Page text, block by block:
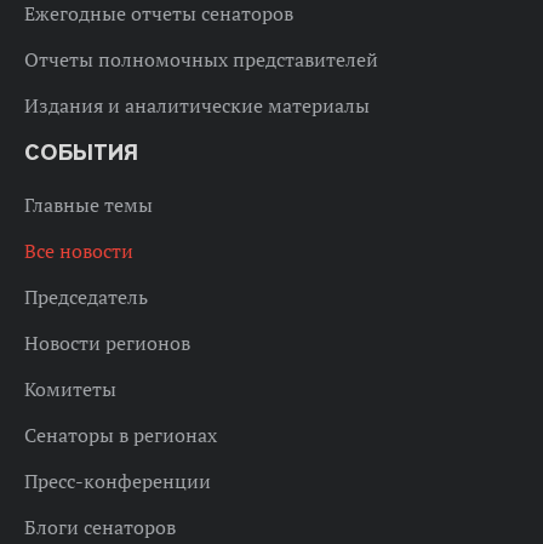
Ежегодные отчеты сенаторов
Отчеты полномочных представителей
Издания и аналитические материалы
СОБЫТИЯ
Главные темы
Все новости
Председатель
Новости регионов
Комитеты
Сенаторы в регионах
Пресс-конференции
Блоги сенаторов